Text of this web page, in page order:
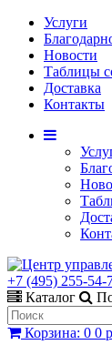
Услуги
Новости
Таблицы
Доставка
Контакты
+7 (495) 255-54-
Каталог
Корзина: 0 0